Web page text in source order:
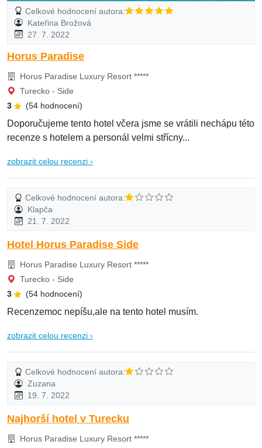
Celkové hodnocení autora:
Kateřina Brožová
27. 7. 2022
Horus Paradise
Horus Paradise Luxury Resort *****
Turecko - Side
3
(54 hodnocení)
Doporučujeme tento hotel včera jsme se vrátili nechápu této
recenze s hotelem a personál velmi střícny...
zobrazit celou recenzi ›
Celkové hodnocení autora:
Klapča
21. 7. 2022
Hotel Horus Paradise Side
Horus Paradise Luxury Resort *****
Turecko - Side
3
(54 hodnocení)
Recenzemoc nepíšu,ale na tento hotel musím.
zobrazit celou recenzi ›
Celkové hodnocení autora:
Zuzana
19. 7. 2022
Najhorší hotel v Turecku
Horus Paradise Luxury Resort *****